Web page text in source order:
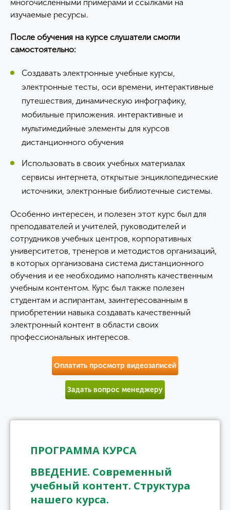
многочисленными примерами и ссылками на
изучаемые ресурсы.
После обучения на курсе слушатели смогли
самостоятельно:
Создавать электронные учебные курсы,
электронные тесты, оси времени, интерактивные
путешествия, динамическую инфографику,
мобильные приложения. интерактивные и
мультимедийные элементы для курсов
дистанционного обучения
Использовать в своих учебных материалах
сервисы интернета, открытые энциклопедические
источники, электронные библиотечные системы.
Особенно интересен, и полезен этот курс был для
преподавателей и учителей, руководителей и
сотрудников учебных центров, корпоративных
университетов, тренеров и методистов организаций,
в которых организована система дистанционного
обучения и ее необходимо наполнять качественным
учебным контентом. Курс был также полезен
студентам и аспирантам, заинтересованным в
приобретении навыка создавать качественный
электронный контент в области своих
профессиональных интересов.
Оплатить просмотр видеозаписей
Задать вопрос менеджеру
ПРОГРАММА КУРСА
ВВЕДЕНИЕ. Современный
учебный контент. Структура
нашего курса.